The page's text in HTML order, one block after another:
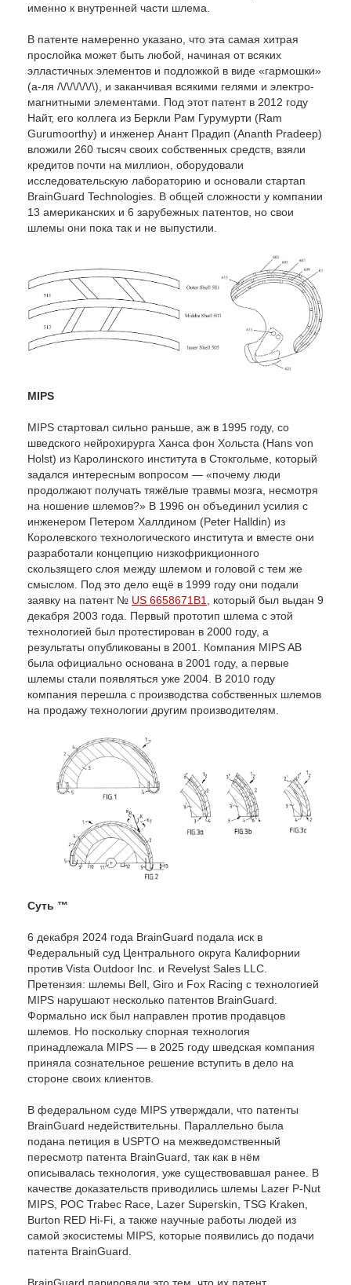
именно к внутренней части шлема.
В патенте намеренно указано, что эта самая хитрая
прослойка может быть любой, начиная от всяких
элластичных элементов и подложкой в виде «гармошки»
(а-ля /\/\/\/\/\/\), и заканчивая всякими гелями и электро-
магнитными элементами. Под этот патент в 2012 году
Найт, его коллега из Беркли Рам Гурумурти (Ram
Gurumoorthy) и инженер Анант Прадип (Ananth Pradeep)
вложили 260 тысяч своих собственных средств, взяли
кредитов почти на миллион, оборудовали
исследовательскую лабораторию и основали стартап
BrainGuard Technologies. В общей сложности у компании
13 американских и 6 зарубежных патентов, но свои
шлемы они пока так и не выпустили.
MIPS
MIPS стартовал сильно раньше, аж в 1995 году, со
шведского нейрохирурга Ханса фон Хольста (Hans von
Holst) из Каролинского института в Стокгольме, который
задался интересным вопросом — «почему люди
продолжают получать тяжёлые травмы мозга, несмотря
на ношение шлемов?» В 1996 он объединил усилия с
инженером Петером Халлдином (Peter Halldin) из
Королевского технологического института и вместе они
разработали концепцию низкофрикционного
скользящего слоя между шлемом и головой с тем же
смыслом. Под это дело ещё в 1999 году они подали
заявку на патент № US 6658671B1
, который был выдан 9
декабря 2003 года. Первый прототип шлема с этой
технологией был протестирован в 2000 году, а
результаты опубликованы в 2001. Компания MIPS AB
была официально основана в 2001 году, а первые
шлемы стали появляться уже 2004. В 2010 году
компания перешла с производства собственных шлемов
на продажу технологии другим производителям.
Суть ™
6 декабря 2024 года BrainGuard подала иск в
Федеральный суд Центрального округа Калифорнии
против Vista Outdoor Inc. и Revelyst Sales LLC.
Претензия: шлемы Bell, Giro и Fox Racing с технологией
MIPS нарушают несколько патентов BrainGuard.
Формально иск был направлен против продавцов
шлемов. Но поскольку спорная технология
принадлежала MIPS — в 2025 году шведская компания
приняла сознательное решение вступить в дело на
стороне своих клиентов.
В федеральном суде MIPS утверждали, что патенты
BrainGuard недействительны. Параллельно была
подана петиция в USPTO на межведомственный
пересмотр патента BrainGuard, так как в нём
описывалась технология, уже существовавшая ранее. В
качестве доказательств приводились шлемы Lazer P-Nut
MIPS, POC Trabec Race, Lazer Superskin, TSG Kraken,
Burton RED Hi-Fi, а также научные работы людей из
самой экосистемы MIPS, которые появились до подачи
патента BrainGuard.
BrainGuard парировали это тем, что их патент